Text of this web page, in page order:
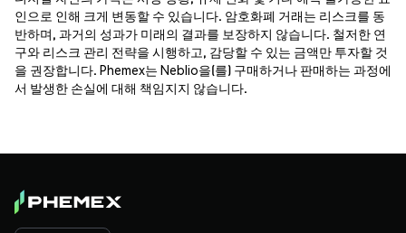
인으로 인해 크게 변동할 수 있습니다. 암호화폐 거래는 리스크를 동
반하며, 과거의 성과가 미래의 결과를 보장하지 않습니다. 철저한 연
구와 리스크 관리 전략을 시행하고, 감당할 수 있는 금액만 투자할 것
을 권장합니다. Phemex는 Neblio을(를) 구매하거나 판매하는 과정에
서 발생한 손실에 대해 책임지지 않습니다.